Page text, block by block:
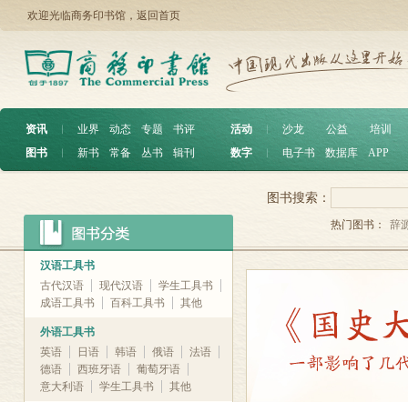
欢迎光临商务印书馆， 返回首页
资讯 ︱ 业界 动态 专题
书评
图书
︱ 新书 常备 丛书 辑刊
活动 沙龙 公益
培训
数字
电子书 数据库 APP
汉语工具书
古代汉语
现代汉语
学生工具书
成语工具书
百科工具书 其他
外语工具书
英语
日语 韩语 俄语
法语
德语
西班牙语
葡萄牙语
意大利语
学生工具书 其他
图书搜索：
热门图书： 辞